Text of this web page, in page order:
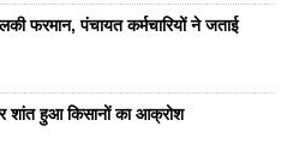
फरमान, पंचायत कर्मचारियों ने जताई
हुआ किसानों का आक्रोश